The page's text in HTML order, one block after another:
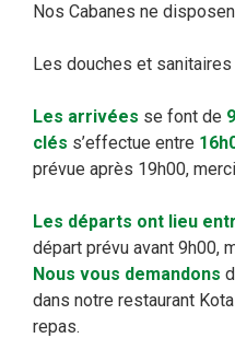
Nos Cabanes ne
Les douches et
Les arrivées se font de
clés s’effectue entre
prévue après 19h00,
Les départs ont lieu
départ prévu avant 9h00,
Nous vous demandons
dans notre restaurant
repas.